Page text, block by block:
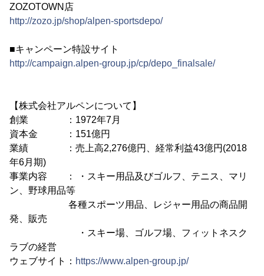
ZOZOTOWN店
http://zozo.jp/shop/alpen-sportsdepo/
■キャンペーン特設サイト
http://campaign.alpen-group.jp/cp/depo_finalsale/
【株式会社アルペンについて】
創業 ：1972年7月
資本金 ：151億円
業績 ：売上高2,276億円、経常利益43億円(2018
年6月期)
事業内容 ： ・スキー用品及びゴルフ、テニス、マリ
ン、野球用品等
各種スポーツ用品、レジャー用品の商品開
発、販売
・スキー場、ゴルフ場、フィットネスク
ラブの経営
ウェブサイト： https://www.alpen-group.jp/